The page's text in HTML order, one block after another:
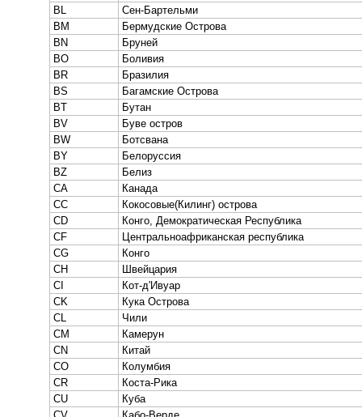
BL
Сен-Бартельми
BM
Бермудские Острова
BN
Бруней
BO
Боливия
BR
Бразилия
BS
Багамские Острова
BT
Бутан
BV
Буве остров
BW
Ботсвана
BY
Белоруссия
BZ
Белиз
CA
Канада
CC
Кокосовые(Килинг) острова
CD
Конго, Демократическая Республика
CF
Центральноафриканская республика
CG
Конго
CH
Швейцария
CI
Кот-д'Ивуар
CK
Кука Острова
CL
Чили
CM
Камерун
CN
Китай
CO
Колумбия
CR
Коста-Рика
CU
Куба